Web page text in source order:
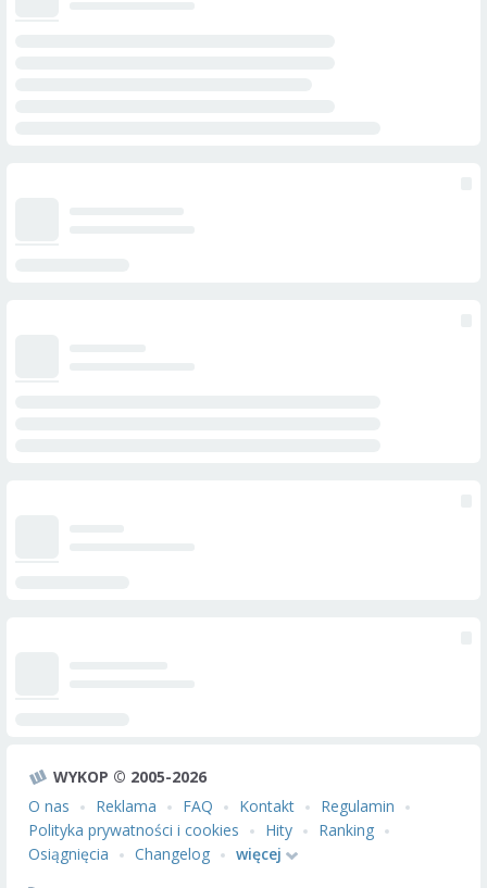
WYKOP © 2005-2026
O nas
Reklama FAQ Kontakt
Regulamin
Polityka prywatności i cookies
Hity
Ranking
Osiągnięcia
Changelog
więcej